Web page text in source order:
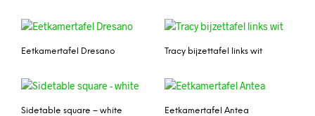
Eetkamertafel Dresano Tracy bijzettafel links wit
Sidetable square – white Eetkamertafel Antea